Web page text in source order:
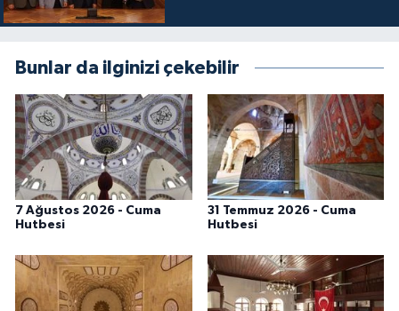
Bunlar da ilginizi çekebilir
7 Ağustos 2026 - Cuma
Hutbesi
31 Temmuz 2026 - Cuma
Hutbesi